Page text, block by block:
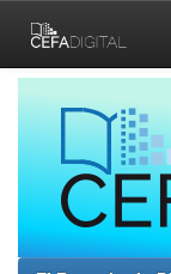
navigation